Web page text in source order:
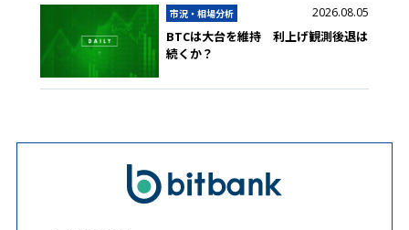
市況・相場分析 2026.08.05
BTCは大台を維持 利上げ観測後退は
続くか？